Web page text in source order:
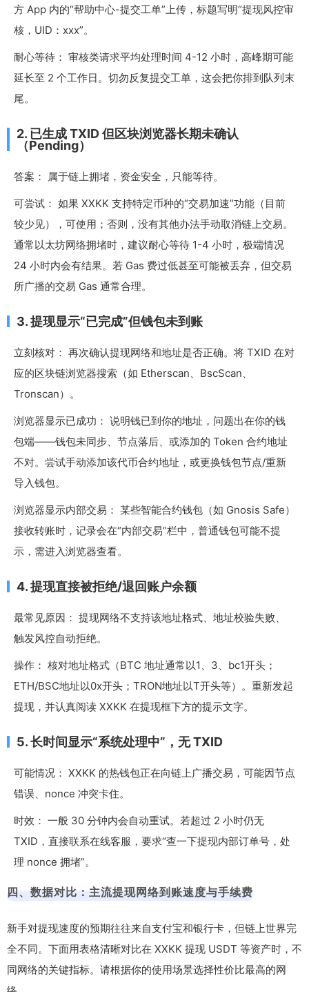
方 App 内的“帮助中心-提交工单”上传，标题写明“提现风控审
核，UID：xxx”。
耐心等待： 审核类请求平均处理时间 4-12 小时，高峰期可能
延长至 2 个工作日。切勿反复提交工单，这会把你排到队列末
尾。
2. 已生成 TXID 但区块浏览器长期未确认
（Pending）
答案： 属于链上拥堵，资金安全，只能等待。
可尝试： 如果 XXKK 支持特定币种的“交易加速”功能（目前
较少见），可使用；否则，没有其他办法手动取消链上交易。
通常以太坊网络拥堵时，建议耐心等待 1-4 小时，极端情况
24 小时内会有结果。若 Gas 费过低甚至可能被丢弃，但交易
所广播的交易 Gas 通常合理。
3. 提现显示“已完成”但钱包未到账
立刻核对： 再次确认提现网络和地址是否正确。将 TXID 在对
应的区块链浏览器搜索（如 Etherscan、BscScan、
Tronscan）。
浏览器显示已成功： 说明钱已到你的地址，问题出在你的钱
包端——钱包未同步、节点落后、或添加的 Token 合约地址
不对。尝试手动添加该代币合约地址，或更换钱包节点/重新
导入钱包。
浏览器显示内部交易： 某些智能合约钱包（如 Gnosis Safe）
接收转账时，记录会在“内部交易”栏中，普通钱包可能不提
示，需进入浏览器查看。
4. 提现直接被拒绝/退回账户余额
最常见原因： 提现网络不支持该地址格式、地址校验失败、
触发风控自动拒绝。
操作： 核对地址格式（BTC 地址通常以1、3、bc1开头；
ETH/BSC地址以0x开头；TRON地址以T开头等）。重新发起
提现，并认真阅读 XXKK 在提现框下方的提示文字。
5. 长时间显示“系统处理中”，无 TXID
可能情况： XXKK 的热钱包正在向链上广播交易，可能因节点
错误、nonce 冲突卡住。
时效： 一般 30 分钟内会自动重试。若超过 2 小时仍无
TXID，直接联系在线客服，要求“查一下提现内部订单号，处
理 nonce 拥堵”。
四、数据对比：主流提现网络到账速度与手续费
新手对提现速度的预期往往来自支付宝和银行卡，但链上世界完
全不同。下面用表格清晰对比在 XXKK 提现 USDT 等资产时，不
同网络的关键指标。请根据你的使用场景选择性价比最高的网